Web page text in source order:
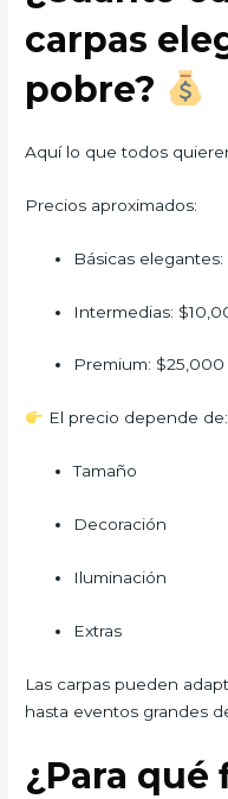
carpas
pobre?
Aquí lo que todos
Precios aproximados:
Básicas
Intermedias:
Premium:
El precio depende de:
Tamaño
Decoración
Iluminación
Extras
Las carpas pueden
hasta eventos grandes
¿Para qué